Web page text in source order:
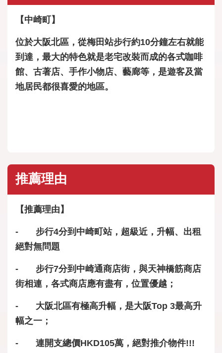
【中崎町】
位於大阪北區，從梅田站步行約10分鐘左右就能
到達，最大的特色就是老宅改裝而成的各式咖啡
館、古著店、手作小物店、藝廊等，是遊客及當
地居民都很喜愛的地區。
推薦理由
【推薦理由】
- 步行4分到中崎町站，超級近，升幅、出租
絕對無問題
- 步行7分到中崎通商店街，與天神橋筋商店
街相連，各式商店應有盡有，位置優越；
- 大阪北區有極高升幅，是大阪Top 3最高升
幅之一；
- 連開支總價HKD105萬，絕對推介物件!!!